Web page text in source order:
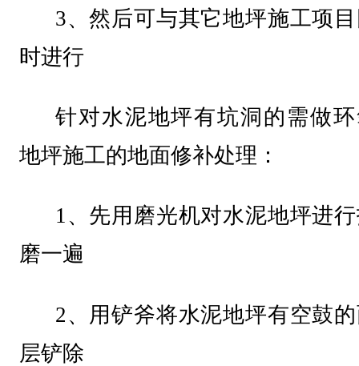
3、然后可与其它地坪施工项
时进行
针对水泥地坪有坑洞的需做
地坪施工的地面修补处理：
1、先用磨光机对水泥地坪进
磨一遍
2、用铲斧将水泥地坪有空鼓
层铲除